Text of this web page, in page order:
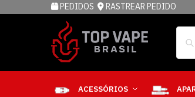
PEDIDOS RASTREAR PEDIDO
ACESSÓRIOS